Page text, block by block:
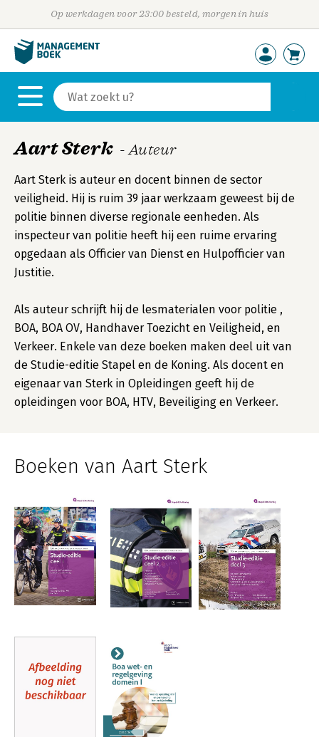
Op werkdagen voor 23:00 besteld, morgen in huis
Aart Sterk - Auteur
Aart Sterk is auteur en docent binnen de sector
veiligheid. Hij is ruim 39 jaar werkzaam geweest bij de
politie binnen diverse regionale eenheden. Als
inspecteur van politie heeft hij een ruime ervaring
opgedaan als Officier van Dienst en Hulpofficier van
Justitie.
Als auteur schrijft hij de lesmaterialen voor politie ,
BOA, BOA OV, Handhaver Toezicht en Veiligheid, en
Verkeer. Enkele van deze boeken maken deel uit van
de Studie-editie Stapel en de Koning. Als docent en
eigenaar van Sterk in Opleidingen geeft hij de
opleidingen voor BOA, HTV, Beveiliging en Verkeer.
Boeken van Aart Sterk